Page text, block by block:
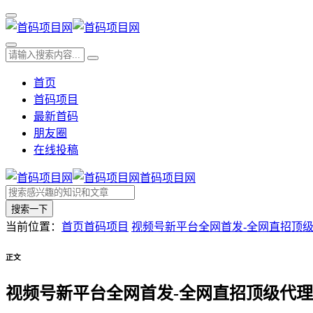
首页
首码项目
最新首码
朋友圈
在线投稿
首码项目网
搜索一下
当前位置： 首页首码项目 视频号新平台全网首发-全网直招顶
正文
视频号新平台全网首发-全网直招顶级代理